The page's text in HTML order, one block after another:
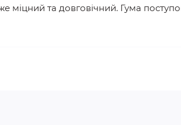
міцний та довговічний. Гума